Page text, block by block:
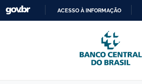
Skip to main content
PARA
O
CONTEÚDO
ACESSO À INFORMAÇÃO